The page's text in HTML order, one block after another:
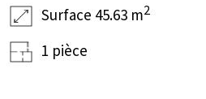
Surface 45.63 m2
1 pièce